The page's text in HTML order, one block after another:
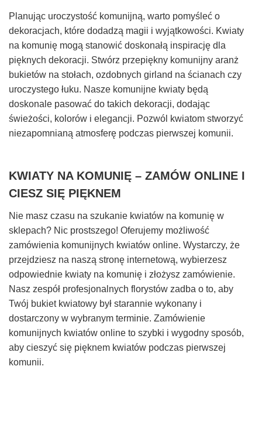
Planując uroczystość komunijną, warto pomyśleć o
dekoracjach, które dodadzą magii i wyjątkowości. Kwiaty
na komunię mogą stanowić doskonałą inspirację dla
pięknych dekoracji. Stwórz przepiękny komunijny aranż
bukietów na stołach, ozdobnych girland na ścianach czy
uroczystego łuku. Nasze komunijne kwiaty będą
doskonale pasować do takich dekoracji, dodając
świeżości, kolorów i elegancji. Pozwól kwiatom stworzyć
niezapomnianą atmosferę podczas pierwszej komunii.
KWIATY NA KOMUNIĘ – ZAMÓW ONLINE I
CIESZ SIĘ PIĘKNEM
Nie masz czasu na szukanie kwiatów na komunię w
sklepach? Nic prostszego! Oferujemy możliwość
zamówienia komunijnych kwiatów online. Wystarczy, że
przejdziesz na naszą stronę internetową, wybierzesz
odpowiednie kwiaty na komunię i złożysz zamówienie.
Nasz zespół profesjonalnych florystów zadba o to, aby
Twój bukiet kwiatowy był starannie wykonany i
dostarczony w wybranym terminie. Zamówienie
komunijnych kwiatów online to szybki i wygodny sposób,
aby cieszyć się pięknem kwiatów podczas pierwszej
komunii.